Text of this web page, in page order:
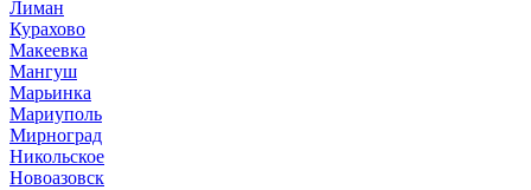
Лиман
Курахово
Макеевка
Мангуш
Марьинка
Мариуполь
Мирноград
Никольское
Новоазовск